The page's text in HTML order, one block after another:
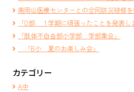
南岡山医療センターとの合同防災研修
「D部 １学期に頑張ったことを発表し
「肢体不自由部小学部 学部集会」
「B小 夏のお楽しみ会」
カテゴリー
A中